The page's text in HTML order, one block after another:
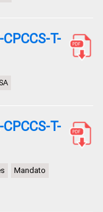
T-
T-
Mandato